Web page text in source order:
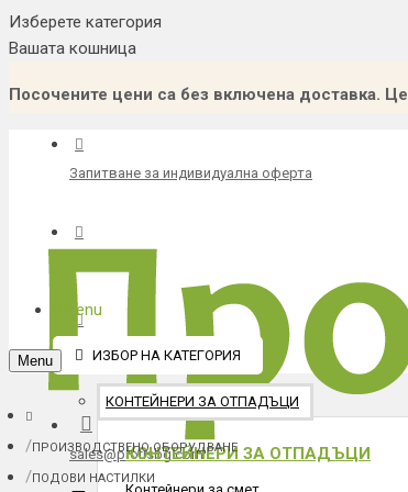
Изберете категория
Вашата кошница
Посочените цени са без включена доставка.
Запитване за индивидуална оферта
Каталог градска среда
sales@profisbg.com
Menu
ИЗБОР НА КАТЕГОРИЯ
КОНТЕЙНЕРИ ЗА ОТПАДЪЦИ
КОНТЕЙНЕРИ ЗА ОТПАДЪЦИ
Menu
ПРОИЗВОДСТВЕНО ОБОРУДВАНЕ
ПОДОВИ НАСТИЛКИ